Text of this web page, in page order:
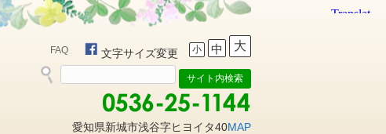
FAQ 文字サイズ変更 小 中 大
愛知県新城市浅谷字ヒヨイタ40MAP